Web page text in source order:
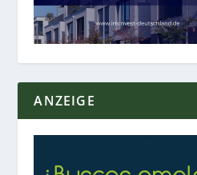
ANZEIGE